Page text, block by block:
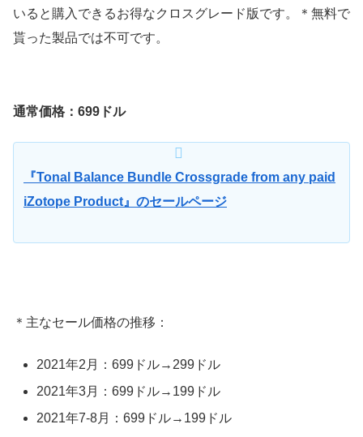
いると購入できるお得なクロスグレード版です。＊無料で
貰った製品では不可です。
通常価格：699ドル
『Tonal Balance Bundle Crossgrade from any paid
iZotope Product』のセールページ
＊主なセール価格の推移：
2021年2月：699ドル→299ドル
2021年3月：699ドル→199ドル
2021年7-8月：699ドル→199ドル